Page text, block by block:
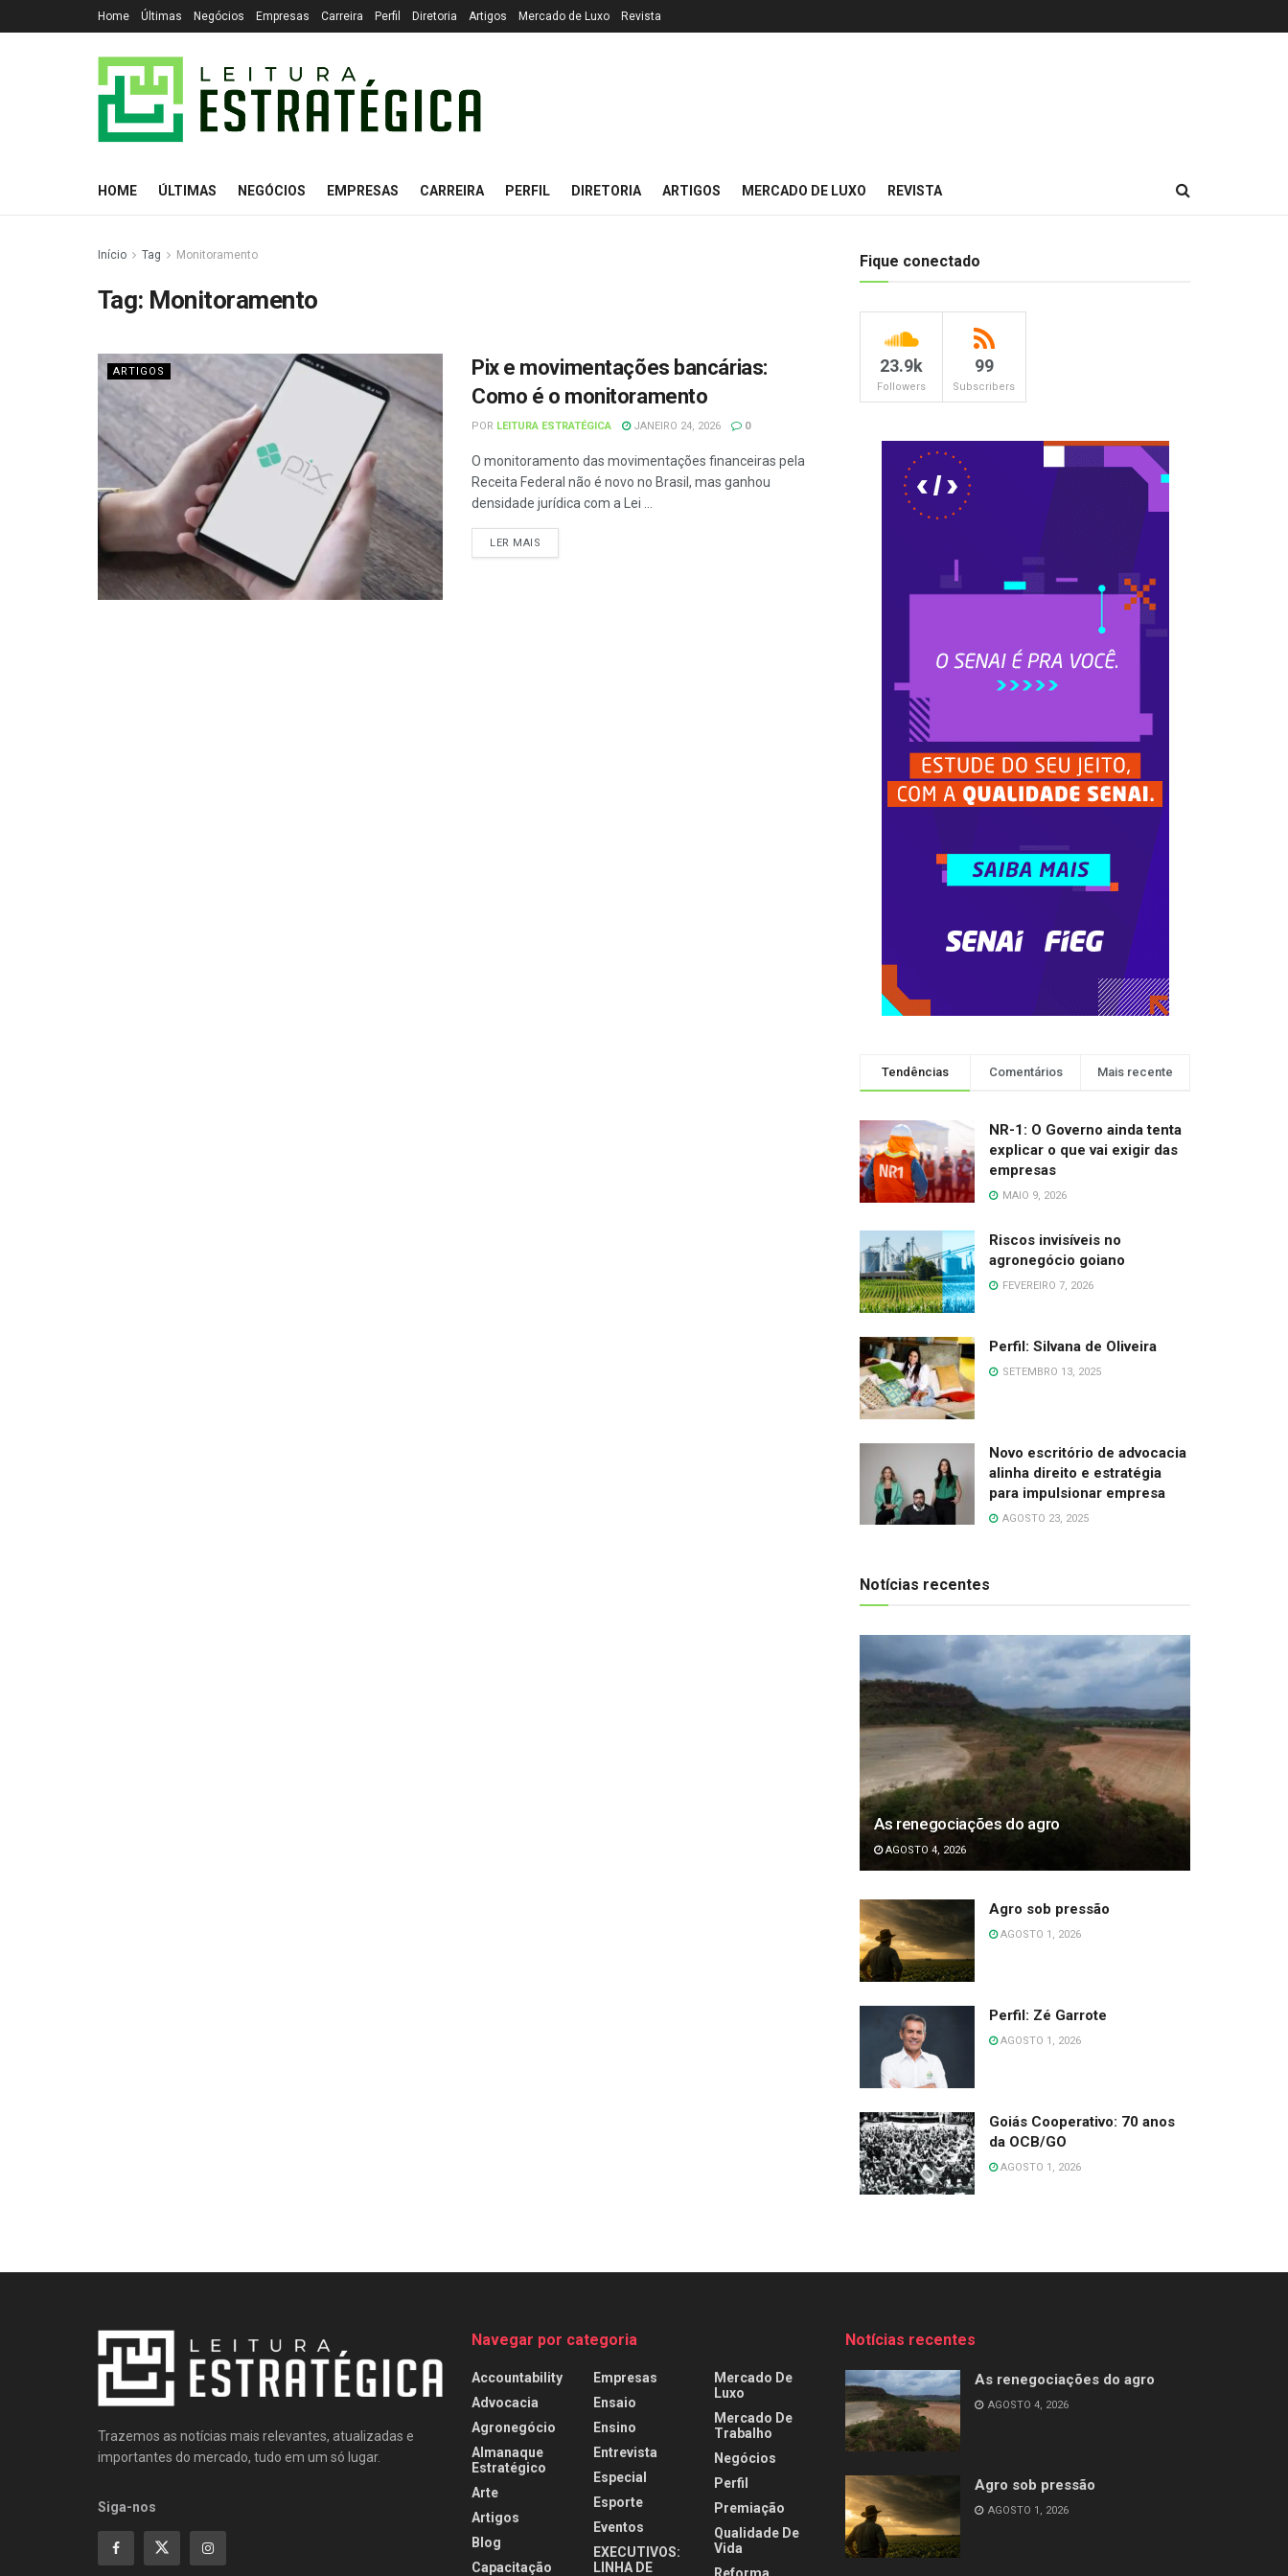
Home Últimas Negócios Empresas Carreira Perfil Diretoria Artigos Mercado de Luxo Revista
HOME ÚLTIMAS NEGÓCIOS EMPRESAS CARREIRA PERFIL DIRETORIA ARTIGOS MERCADO DE LUXO REVISTA
Início Tag Monitoramento
Tag: Monitoramento
ARTIGOS
Pix e movimentações bancárias:
Como é o monitoramento
POR LEITURA ESTRATÉGICA JANEIRO 24, 2026 0
O monitoramento das movimentações financeiras pela
Receita Federal não é novo no Brasil, mas ganhou
densidade jurídica com a Lei ...
LER MAIS
Fique conectado
23.9k
Followers
99
Subscribers
Tendências Comentários Mais recente
NR-1: O Governo ainda tenta
explicar o que vai exigir das
empresas
MAIO 9, 2026
Riscos invisíveis no
agronegócio goiano
FEVEREIRO 7, 2026
Perfil: Silvana de Oliveira
SETEMBRO 13, 2025
Novo escritório de advocacia
alinha direito e estratégia
para impulsionar empresa
AGOSTO 23, 2025
Notícias recentes
As renegociações do agro
AGOSTO 4, 2026
Agro sob pressão
AGOSTO 1, 2026
Perfil: Zé Garrote
AGOSTO 1, 2026
Goiás Cooperativo: 70 anos
da OCB/GO
AGOSTO 1, 2026
Trazemos as notícias mais relevantes, atualizadas e
importantes do mercado, tudo em um só lugar.
Siga-nos
Navegar por categoria
Accountability
Advocacia
Agronegócio
Almanaque
Estratégico
Arte
Artigos
Blog
Capacitação
Empresas
Ensaio
Ensino
Entrevista
Especial
Esporte
Eventos
EXECUTIVOS:
LINHA DE
Mercado De
Luxo
Mercado De
Trabalho
Negócios
Perfil
Premiação
Qualidade De
Vida
Reforma
Notícias recentes
As renegociações do agro
AGOSTO 4, 2026
Agro sob pressão
AGOSTO 1, 2026